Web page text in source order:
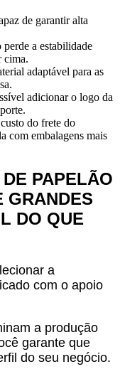
de garantir alta
perde a estabilidade
cima.
adaptável para as
adicionar o logo da
do frete do
com embalagens mais
PAPELÃO
GRANDES
DO QUE
a
com o apoio
a produção
garante que
do seu negócio.